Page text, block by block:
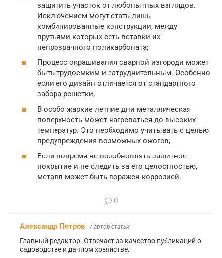
защитить участок от любопытных взглядов.
Исключением могут стать лишь
комбинированные конструкции, между
прутьями которых есть вставки их
непрозрачного поликарбоната;
Процесс окрашивания сварной изгороди может
быть трудоемким и затруднительным. Особенно
если его дизайн отличается от стандартного
забора-решетки;
В особо жаркие летние дни металлическая
поверхность может нагреваться до высоких
температур. Это необходимо учитывать с целью
предупреждения возможных ожогов;
Если вовремя не возобновлять защитное
покрытие и не следить за его целостностью,
металл может быть поражен коррозией.
0
Александр Петров / автор статьи
Главный редактор. Отвечает за качество публикаций о
садоводстве и дачном хозяйстве.